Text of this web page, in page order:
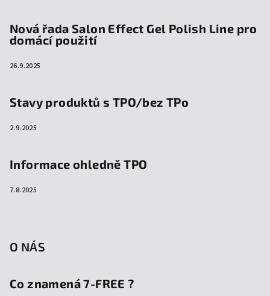
Nová řada Salon Effect Gel Polish Line pro
domácí použití
26.9.2025
Stavy produktů s TPO/bez TPo
2.9.2025
Informace ohledně TPO
7.8.2025
O NÁS
Co znamená 7-FREE ?